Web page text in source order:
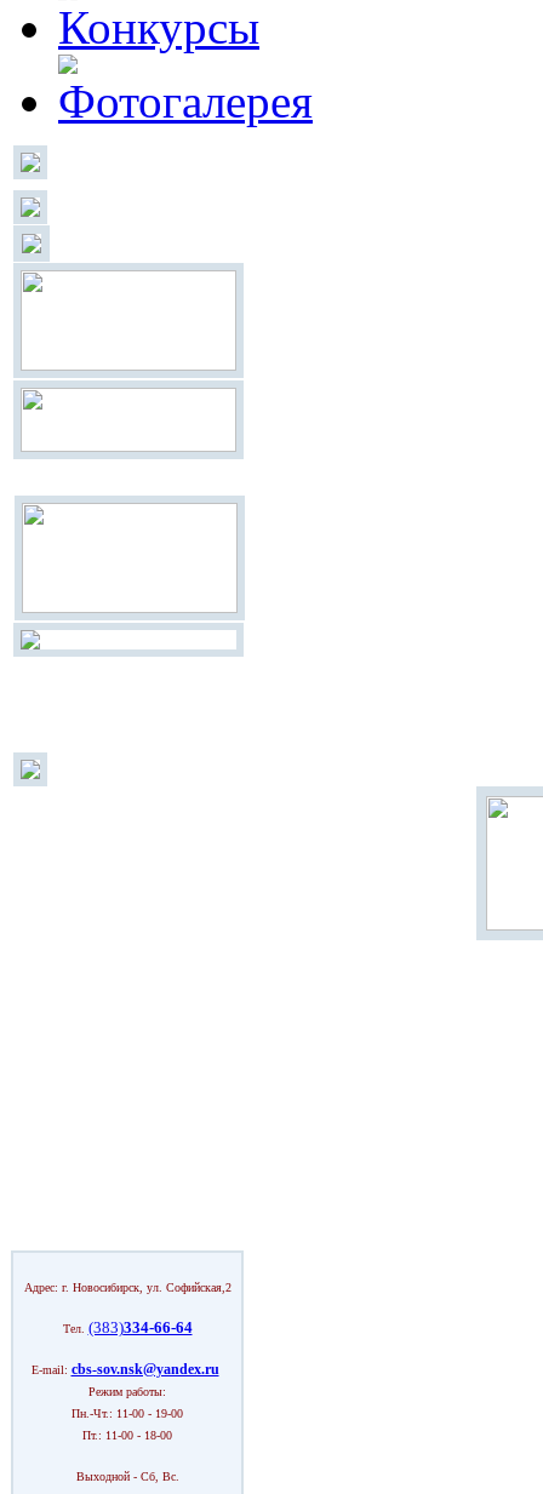
Адрес: г. Новосибирск, ул. Софийская,2
Тел. (383)334-66-64
E-mail: cbs-sov.nsk@yandex.ru
Режим работы:
Пн.-Чт.: 11-00 - 19-00
Пт.: 11-00 - 18-00
Выходной - Сб, Вс.